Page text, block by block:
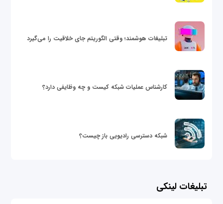
تبلیغات هوشمند؛ وقتی الگوریتم جای خلاقیت را می‌گیرد
کارشناس عملیات شبکه کیست و چه وظایفی دارد؟
شبکه دسترسی رادیویی باز چیست؟
تبلیغات لینکی